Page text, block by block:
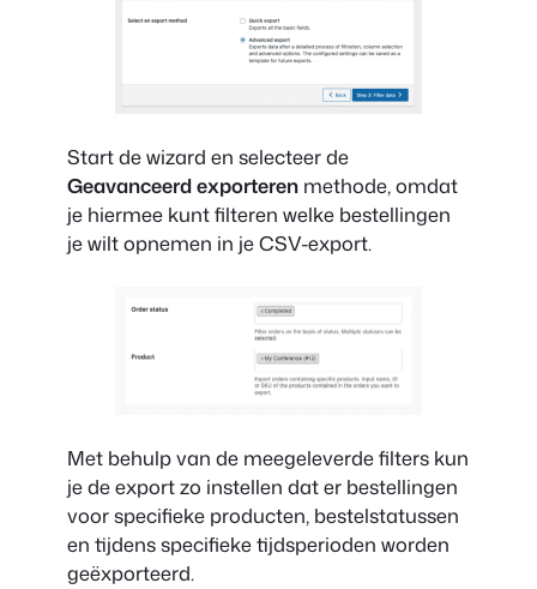
Start de wizard en selecteer de
Geavanceerd exporteren methode, omdat
je hiermee kunt filteren welke bestellingen
je wilt opnemen in je CSV-export.
Met behulp van de meegeleverde filters kun
je de export zo instellen dat er bestellingen
voor specifieke producten, bestelstatussen
en tijdens specifieke tijdsperioden worden
geëxporteerd.